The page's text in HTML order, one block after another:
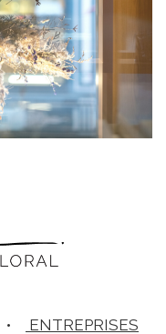
• ENTREPRISES